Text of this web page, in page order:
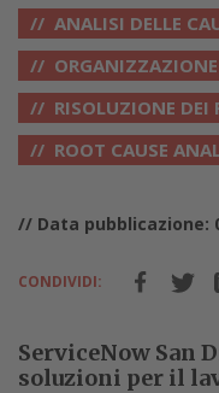
ANALISI DELLE
RISOLUZIONE DEI
ROOT CAUSE
// Data pubblicazione:
CONDIVIDI:
ServiceNow San
soluzioni per il